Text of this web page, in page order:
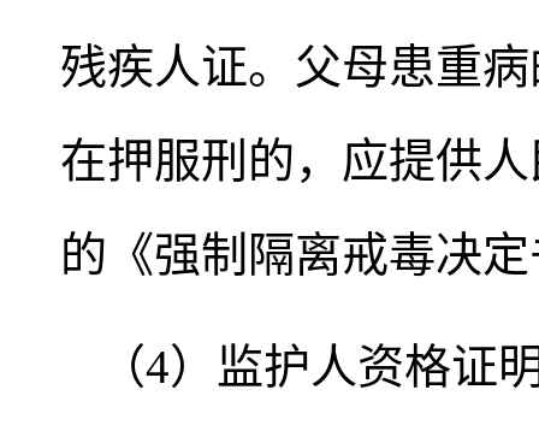
残疾人证。父母患重
在押服刑的，应提供
的《强制隔离戒毒决
（4）监护人资格证